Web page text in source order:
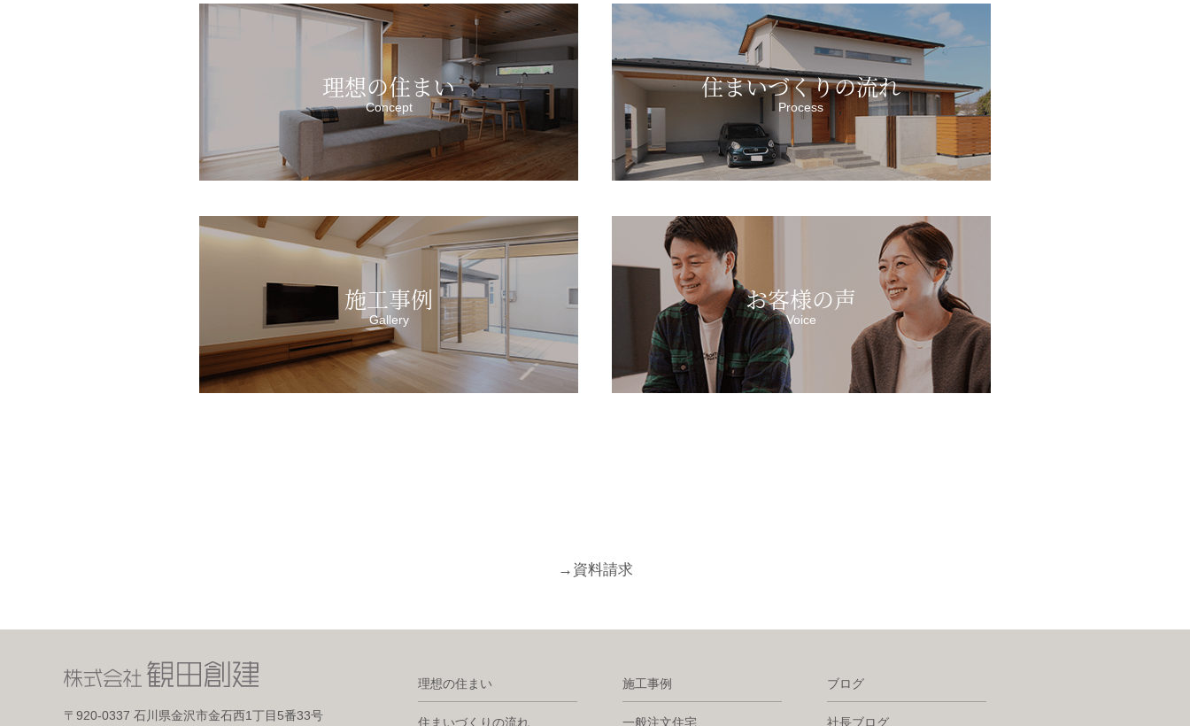
理想の住まい
Concept
住まいづくりの流れ
Process
施工事例
Gallery
お客様の声
Voice
→ 資料請求
〒920-0337 石川県金沢市金石西1丁目5番33号
理想の住まい
住まいづくりの流れ
施工事例
一般注文住宅
ブログ
社長ブログ